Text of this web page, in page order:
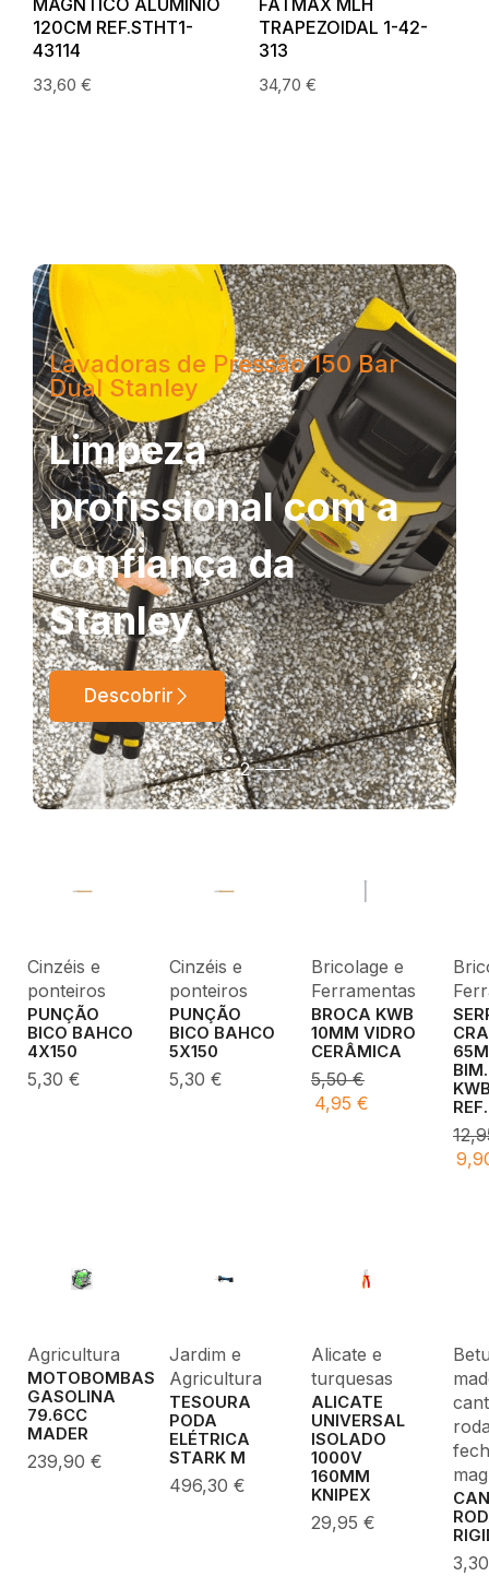
MAGNTICO ALUMÍNIO
120CM REF.STHT1-
43114
33,60 €
FATMAX MLH
TRAPEZOIDAL 1-42-
313
34,70 €
Lavadoras de Pressão 150 Bar
Dual Stanley
Limpeza
profissional com a
confiança da
Stanley.
Descobrir
1 2
Cinzéis e
ponteiros
PUNÇÃO
BICO BAHCO
4X150
5,30 €
Cinzéis e
ponteiros
PUNÇÃO
BICO BAHCO
5X150
5,30 €
Bricolage e
Ferramentas
BROCA KWB
10MM VIDRO
CERÂMICA
5,50€
4,95 €
Agricultura
MOTOBOMBAS
GASOLINA
79.6CC
MADER
239,90 €
Jardim e
Agricultura
TESOURA
PODA
ELÉTRICA
STARK M
496,30 €
Alicate e
turquesas
ALICATE
UNIVERSAL
ISOLADO
1000V
160MM
KNIPEX
29,95 €